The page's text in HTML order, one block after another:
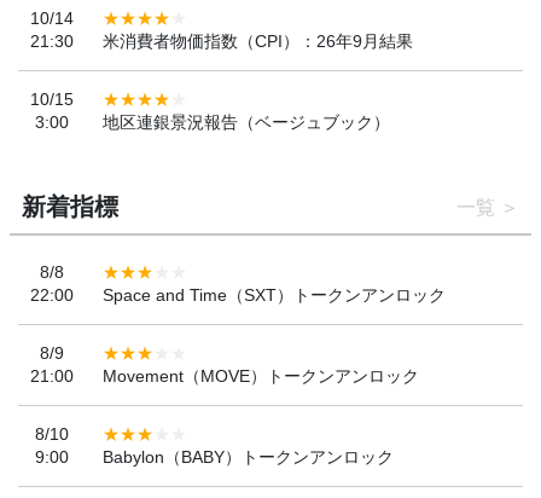
10/14
21:30
米消費者物価指数（CPI）：26年9月結果
10/15
3:00
地区連銀景況報告（ベージュブック）
新着指標 一覧
8/8
22:00
Space and Time（SXT）トークンアンロック
8/9
21:00
Movement（MOVE）トークンアンロック
8/10
9:00
Babylon（BABY）トークンアンロック